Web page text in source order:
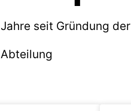
Jahre seit Gründung der
Abteilung